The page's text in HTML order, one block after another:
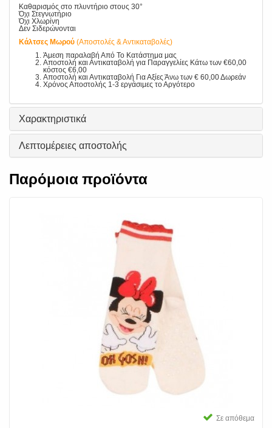
Καθαρισμός στο πλυντήριο στους 30°
Όχι Στεγνωτήριο
Όχι Χλωρίνη
Δεν Σιδερώνονται
Κάλτσες Μωρού (Αποστολές & Αντικαταβολές)
Άμεση παραλαβή Από Το Κατάστημα μας
Αποστολή και Αντικαταβολή για Παραγγελίες Κάτω των €60,00
κόστος €6,00
Αποστολή και Αντικαταβολή Για Αξίες Άνω των € 60,00 Δωρεάν
Χρόνος Αποστολής 1-3 εργάσιμες το Αργότερο
Χαρακτηριστικά
Λεπτομέρειες αποστολής
Παρόμοια προϊόντα
Σε απόθεμα